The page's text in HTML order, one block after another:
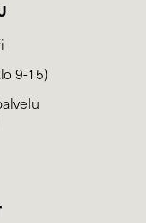
9-15)